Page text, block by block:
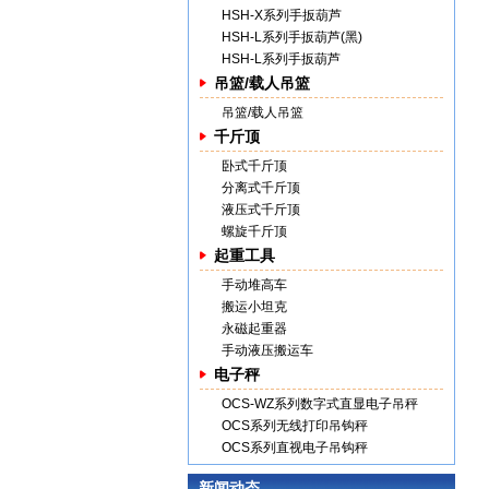
HSH-X系列手扳葫芦
HSH-L系列手扳葫芦(黑)
HSH-L系列手扳葫芦
吊篮/载人吊篮
吊篮/载人吊篮
千斤顶
卧式千斤顶
分离式千斤顶
液压式千斤顶
螺旋千斤顶
起重工具
手动堆高车
搬运小坦克
永磁起重器
手动液压搬运车
电子秤
OCS-WZ系列数字式直显电子吊秤
OCS系列无线打印吊钩秤
OCS系列直视电子吊钩秤